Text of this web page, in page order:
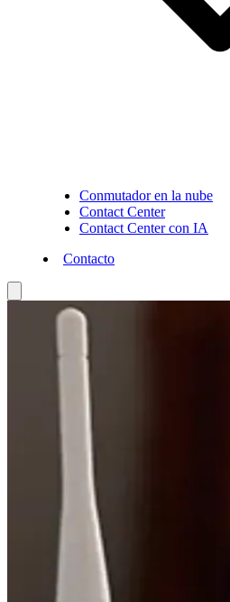
Conmutador en la nube
Contact Center
Contact Center con IA
Contacto